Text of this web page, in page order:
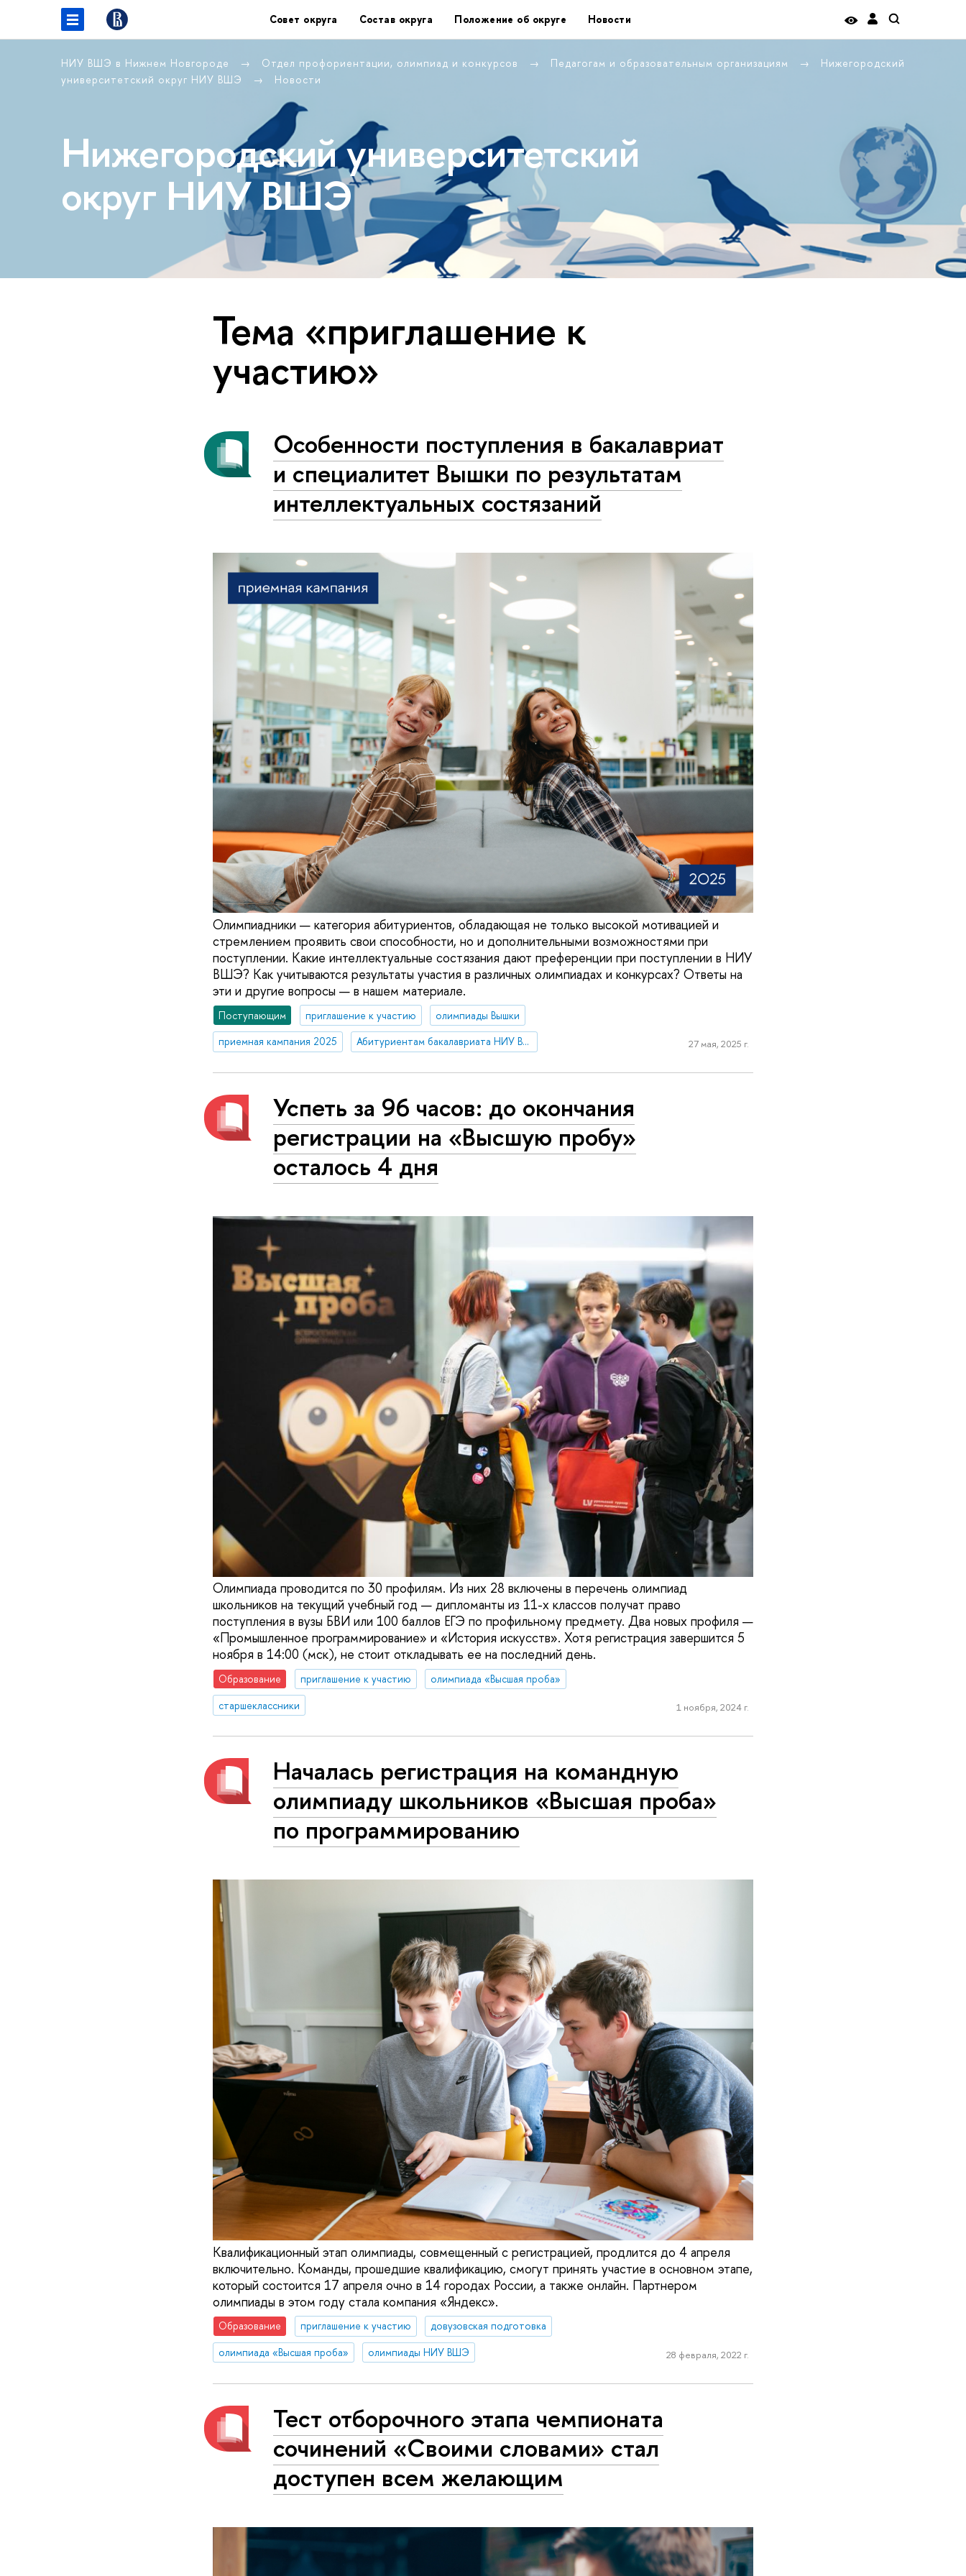
Совет округа Состав округа Положение об округе Новости
НИУ ВШЭ в Нижнем Новгороде Отдел профориентации, олимпиад и конкурсов Педагогам и образовательным организациям
Нижегородский
университетский округ НИУ ВШЭ
Новости
Нижегородский университетский
округ НИУ ВШЭ
Тема «приглашение к
участию»
Особенности поступления в бакалавриат
и специалитет Вышки по результатам
интеллектуальных состязаний
Олимпиадники — категория абитуриентов, обладающая не только высокой мотивацией и
стремлением проявить свои способности, но и дополнительными возможностями при
поступлении. Какие интеллектуальные состязания дают преференции при поступлении в НИУ
ВШЭ? Как учитываются результаты участия в различных олимпиадах и конкурсах? Ответы на
эти и другие вопросы — в нашем материале.
Поступающим приглашение к участию
олимпиады Вышки
приемная кампания 2025
Абитуриентам бакалавриата НИУ ВШЭ—Нижний Новгород 27 мая, 2025 г.
Успеть за 96 часов: до окончания
регистрации на «Высшую пробу»
осталось 4 дня
Олимпиада проводится по 30 профилям. Из них 28 включены в перечень олимпиад
школьников на текущий учебный год — дипломанты из 11-х классов получат право
поступления в вузы БВИ или 100 баллов ЕГЭ по профильному предмету. Два новых профиля —
«Промышленное программирование» и «История искусств». Хотя регистрация завершится 5
ноября в 14:00 (мск), не стоит откладывать ее на последний день.
Образование приглашение к участию
олимпиада «Высшая проба»
старшеклассники
1 ноября, 2024 г.
Началась регистрация на командную
олимпиаду школьников «Высшая проба»
по программированию
Квалификационный этап олимпиады, совмещенный с регистрацией, продлится до 4 апреля
включительно. Команды, прошедшие квалификацию, смогут принять участие в основном этапе,
который состоится 17 апреля очно в 14 городах России, а также онлайн. Партнером
олимпиады в этом году стала компания «Яндекс».
Образование приглашение к участию
довузовская подготовка
олимпиада «Высшая проба»
олимпиады НИУ ВШЭ 28 февраля, 2022 г.
Тест отборочного этапа чемпионата
сочинений «Своими словами» стал
доступен всем желающим